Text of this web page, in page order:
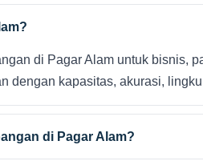
di Pagar Alam untuk bisnis,
dengan kapasitas, akurasi,
di Pagar Alam?